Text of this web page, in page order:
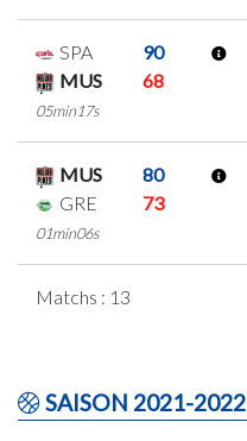
SPA
90
MUS
68
05min17s
MUS
80
GRE
73
01min06s
Matchs : 13
SAISON 2021-2022